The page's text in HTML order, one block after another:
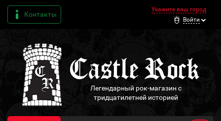
Контакты
Укажите ваш город
Войти
Легендарный рок-магазин с
тридцатилетней историей